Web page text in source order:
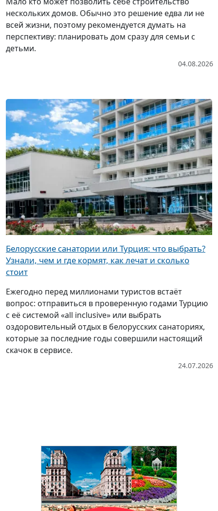
нескольких домов. Обычно это решение едва ли не
всей жизни, поэтому рекомендуется думать на
перспективу: планировать дом сразу для семьи с
детьми.
04.08.2026
Белорусские санатории или Турция: что выбрать?
Узнали, чем и где кормят, как лечат и сколько
стоит
Ежегодно перед миллионами туристов встаёт
вопрос: отправиться в проверенную годами Турцию
с её системой «all inclusive» или выбрать
оздоровительный отдых в белорусских санаториях,
которые за последние годы совершили настоящий
скачок в сервисе.
24.07.2026